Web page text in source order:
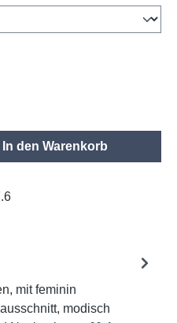
gewünschten
In den Warenkorb
mit feminin
modisch